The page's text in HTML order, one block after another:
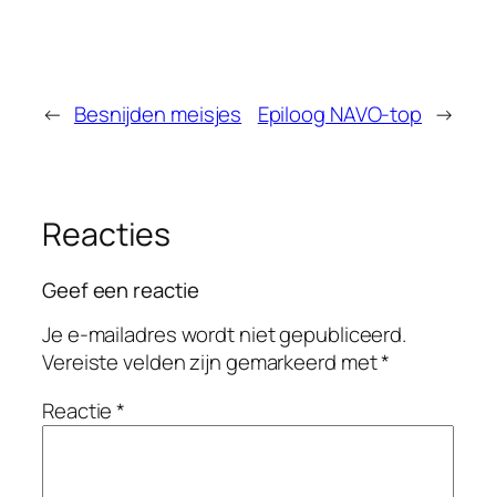
← Besnijden meisjes Epiloog NAVO-top →
Reacties
Geef een reactie
Je e-mailadres wordt niet gepubliceerd.
Vereiste velden zijn gemarkeerd met*
Reactie*